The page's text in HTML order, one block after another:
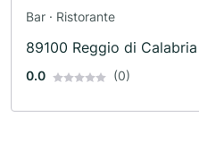
Bar · Ristorante
89100 Reggio di Calabria
0.0 (0)